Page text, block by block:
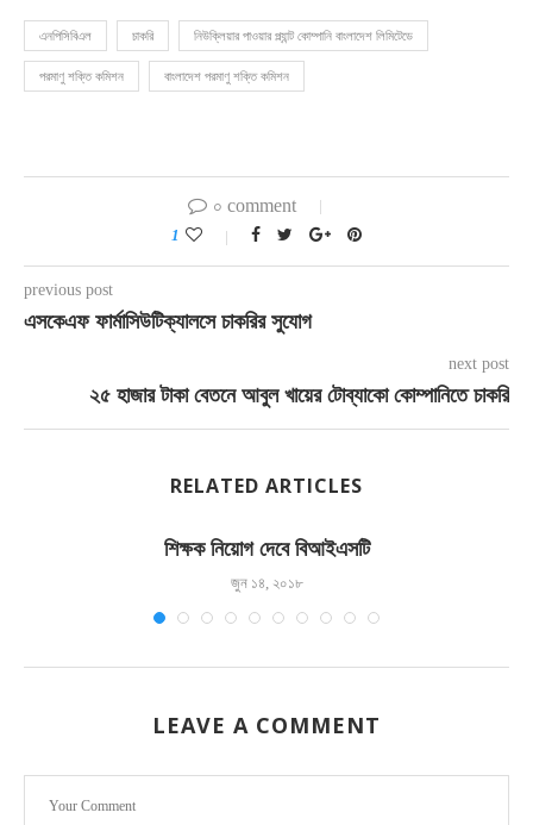
এনপিসিবিএল চাকরি নিউক্লিয়ার পাওয়ার প্ল্যান্ট কোম্পানি বাংলাদেশ লিমিটেডে
পরমাণু শক্তি কমিশন বাংলাদেশ পরমাণু শক্তি কমিশন
০ comment
1
previous post
এসকেএফ ফার্মাসিউটিক্যালসে চাকরির সুযোগ
next post
২৫ হাজার টাকা বেতনে আবুল খায়ের টোব্যাকো কোম্পানিতে চাকরি
RELATED ARTICLES
শিক্ষক নিয়োগ দেবে বিআইএসটি
জুন ১৪, ২০১৮
LEAVE A COMMENT